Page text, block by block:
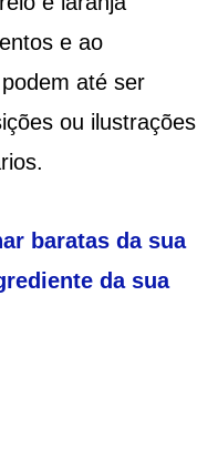
e ao
até ser
ou ilustrações
baratas da sua
da sua